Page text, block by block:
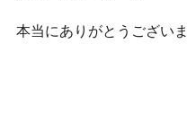
本当にありがとうござい